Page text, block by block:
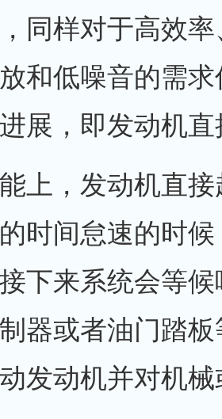
样对于高效率
和低噪音的需
展，即发动机
，发动机直接
时间怠速的时
下来系统会等
器或者油门踏
发动机并对机